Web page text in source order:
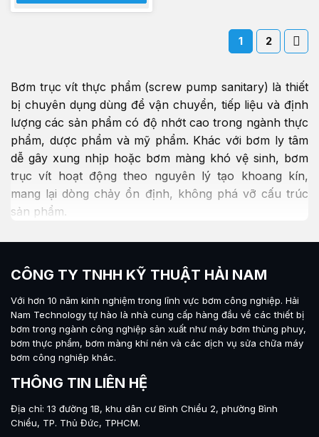
1 2
Bơm trục vít thực phẩm (screw pump sanitary) là thiết
bị chuyên dụng dùng để vận chuyển, tiếp liệu và định
lượng các sản phẩm có độ nhớt cao trong ngành thực
phẩm, dược phẩm và mỹ phẩm. Khác với bơm ly tâm
dễ gây xung nhịp hoặc bơm màng khó vệ sinh, bơm
trục vít hoạt động theo nguyên lý tạo khoang kín,
mang lại dòng chảy ổn định, không phá vỡ cấu trúc
sản phẩm.
Nhờ khả năng bơm định lượng chính xác ngay cả khi
hàng đầu cho các nhà máy chế biến sữa đặc, sốt, mật
ong, chocolate, siro và kem dưỡng. Bài viết này sẽ
giúp bạn hiểu rõ nguyên lý, phân loại, ứng dụng, cách
chọn bơm trục vít phù hợp với dây chuyền hiện có.
Bơm trục vít thực phẩm là gì?
Bơm trục vít thực phẩm (screw pump) là dòng bơm
thể tích kiểu rotor – stator, được thiết kế đạt chuẩn vệ
sinh an toàn thực phẩm (3A, FDA, EHEDG). Toàn bộ
CÔNG TY TNHH KỸ THUẬT HẢI NAM
Với hơn 10 năm kinh nghiệm trong lĩnh vực bơm công nghiệp. Hải
Nam Technologytự hào là nhà cung cấp hàng đầu về các thiết bị
bơm trong ngành công nghiệp sản xuất như máy bơm thùng phuy,
bơm thực phẩm, bơm màng khí nén và các dịch vụ sửa chữa máy
bơm công nghiêp khác.
THÔNG TIN LIÊN HỆ
Địa chỉ: 13 đường 1B, khu dân cư Bình Chiểu 2, phường Bình
Chiểu, TP. Thủ Đức, TPHCM.